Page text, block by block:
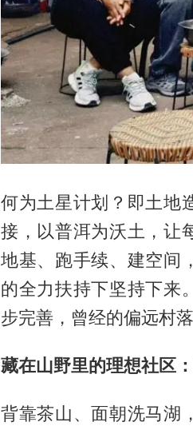
何为土星计划？即土地
接，以普洱为沃土，让
地基、跑手续、建空间
的全力扶持下坚持下来
步完善，曾经的偏远村
藏在山野里的理想社区
背靠茶山、面朝洗马湖